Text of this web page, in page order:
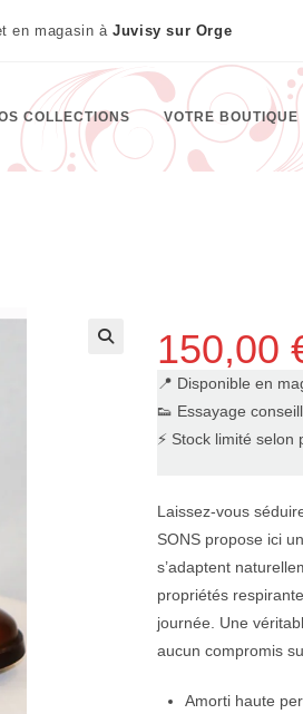
en magasin àJuvisy sur Orge
COLLECTIONS VOTRE BOUTIQUE
150,00
📍 Disponible en
👟 Essayage
⚡ Stock limité selon
Laissez-vous
SONS propose ici
s’adaptent
propriétés
journée. Une
aucun compromis
Amorti haute